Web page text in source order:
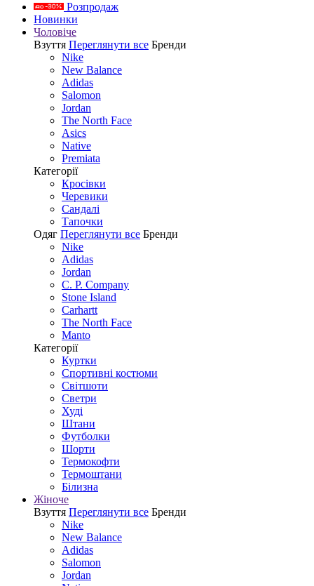
Розпродаж
Новинки
Чоловіче
Взуття Переглянути все Бренди
Nike
New Balance
Adidas
Salomon
Jordan
The North Face
Asics
Native
Premiata
Категорії
Кросівки
Черевики
Сандалі
Tапочки
Одяг Переглянути все Бренди
Nike
Adidas
Jordan
C. P. Company
Stone Island
Carhartt
The North Face
Manto
Категорії
Куртки
Спортивні костюми
Світшоти
Светри
Худі
Штани
Футболки
Шорти
Термокофти
Термоштани
Білизна
Жіноче
Взуття Переглянути все Бренди
Nike
New Balance
Adidas
Salomon
Jordan